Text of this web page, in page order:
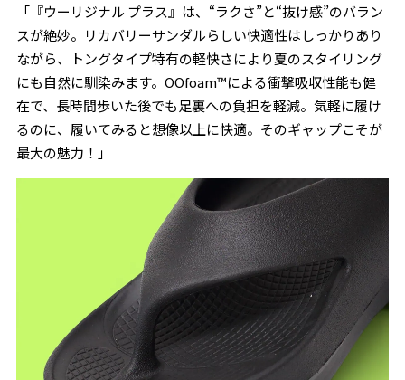
「『ウーリジナル プラス』は、“ラクさ”と“抜け感”のバラン
スが絶妙。リカバリーサンダルらしい快適性はしっかりあり
ながら、トングタイプ特有の軽快さにより夏のスタイリング
にも自然に馴染みます。OOfoam™による衝撃吸収性能も健
在で、長時間歩いた後でも足裏への負担を軽減。気軽に履け
るのに、履いてみると想像以上に快適。そのギャップこそが
最大の魅力！」